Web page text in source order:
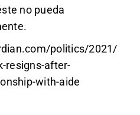
no pueda
politics/2021/
resigns-after-
with-aide